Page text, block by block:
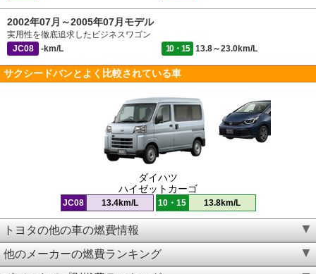
2002年07月～2005年07月モデル
実用性を徹底追求したビジネスワゴン
JC08
-km/L 10・15 13.8～23.0km/L
サクシードバンとよく比較されている車
ダイハツ
ハイゼットカーゴ
JC08 13.4km/L 10・15 13.8km/L
トヨタの他の車の燃費情報
他のメーカーの燃費ランキング